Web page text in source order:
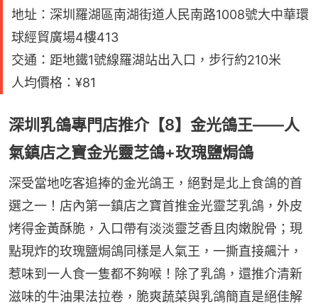
地址：深圳羅湖區南湖街道人民南路1008號大中華環
球經貿廣場4樓413
交通：距地鐵1號線羅湖站出入口，步行約210米
人均價格：¥81
深圳乳鴿專門店推介【8】金光鴿王——人
氣鎮店之寶金光靈芝鴿+玫瑰鹽焗鴿
深受當地吃客追捧的金光鴿王，絕對是北上食鴿的首
選之一！店內第一鎮店之寶首推金光靈芝乳鴿，外皮
烤得金黃酥脆，入口帶有淡淡靈芝香且肉嫩脫骨；現
點現炸的玫瑰鹽焗鴿同樣是人氣王，一撕直接飆汁，
惹味到一人食一隻都不夠喉！除了乳鴿，還推介清新
滋味的牛油果法拉卷，脆爽蔬菜與乳鴿簡直是絕佳解